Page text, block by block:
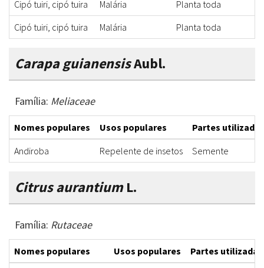
Cipó tuiri, cipó tuira Malária Planta toda
Cipó tuiri, cipó tuira
Malária Planta toda
Carapa guianensisAubl.
Família: Meliaceae
Nomes populares Usos populares
Partes utilizadas
Andiroba
Repelente de insetos Semente
Citrus aurantiumL.
Família: Rutaceae
Nomes populares Usos populares
Partes utilizadas